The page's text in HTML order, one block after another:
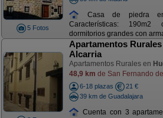
5 Fotos
Casa de piedra
Características: 190m2
dormitorios grandes con
Apartamentos
Alcarria
Apartamentos Rurales en
48,9 km de San Fernando
6-18 plazas
21 €
39 km de Guadalajara
Cuenta con 3